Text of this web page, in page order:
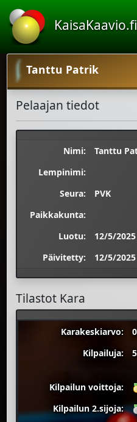
KaisaKaavio.fi
Tanttu Patrik
Pelaajan tiedot
Nimi:
Tanttu
Lempinimi:
Seura:
PVK
Paikkakunta:
Luotu:
12/5/2025
Päivitetty:
12/5/2025
Tilastot Kara
Karakeskiarvo:
Kilpailuja:
5
Kilpailun voittoja:
Kilpailun 2.sijoja: